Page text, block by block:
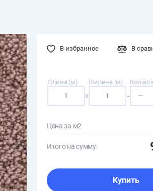
В избранное В
Длина (м)
x
Ширина (м)
=
Кол-во
—
Цена за м2
Итого на сумму:
Купить